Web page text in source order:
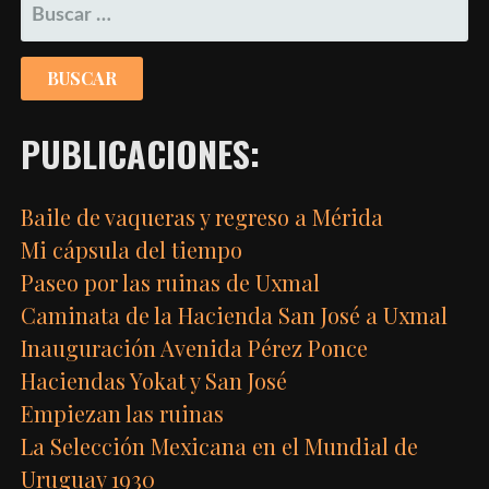
BUSCAR:
PUBLICACIONES:
Baile de vaqueras y regreso a Mérida
Mi cápsula del tiempo
Paseo por las ruinas de Uxmal
Caminata de la Hacienda San José a Uxmal
Inauguración Avenida Pérez Ponce
Haciendas Yokat y San José
Empiezan las ruinas
La Selección Mexicana en el Mundial de
Uruguay 1930